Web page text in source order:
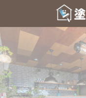
ツ
へ
ス
キ
ッ
プ
シ
ョ
ン
に
移
動